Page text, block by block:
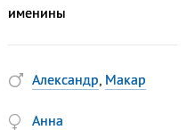
именины
Александр, Макар
Анна